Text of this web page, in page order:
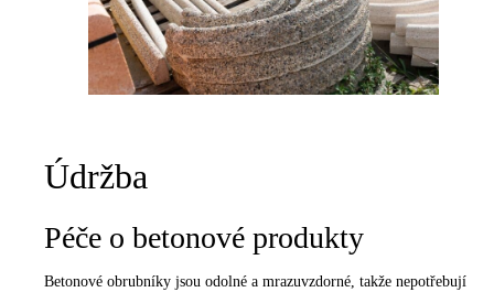
Údržba
Péče o betonové produkty
Betonové obrubníky jsou odolné a mrazuvzdorné, takže nepotřebují